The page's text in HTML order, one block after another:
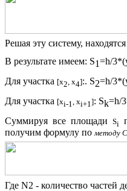
Решая эту систему,
В результате имеем: S1=h/
Для участка [x2, x4]:. S2=h/
Для участка [xi-1, xi+1]: Sk=h/
Суммируя все площади Si
получим формулу по методу
Где N2 - количество частей